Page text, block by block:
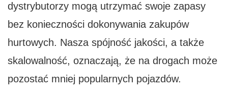
dystrybutorzy mogą utrzymać swoje zapasy
bez konieczności dokonywania zakupów
hurtowych. Nasza spójność jakości, a także
skalowalność, oznaczają, że na drogach może
pozostać mniej popularnych pojazdów.